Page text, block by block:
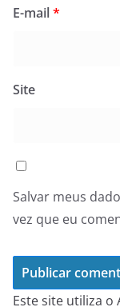
E-mail*
Site
Salvar meus
vez que eu
Este site utiliza o